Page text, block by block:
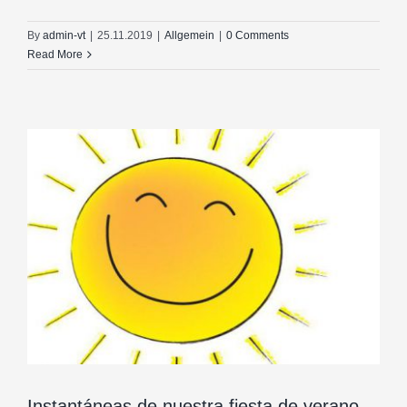
By admin-vt | 25.11.2019 | Allgemein | 0 Comments
Read More